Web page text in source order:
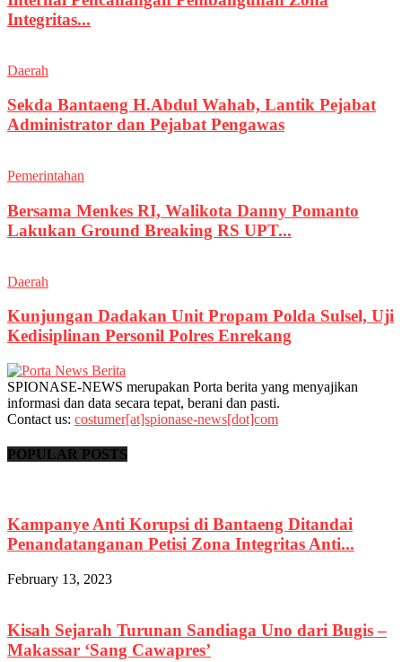
Integritas...
Daerah
Sekda Bantaeng H.Abdul Wahab, Lantik Pejabat
Administrator dan Pejabat Pengawas
Pemerintahan
Bersama Menkes RI, Walikota Danny Pomanto
Lakukan Ground Breaking RS UPT...
Daerah
Kunjungan Dadakan Unit Propam Polda Sulsel, Uji
Kedisiplinan Personil Polres Enrekang
SPIONASE-NEWS merupakan Porta berita yang menyajikan
informasi dan data secara tepat, berani dan pasti.
Contact us: costumer[at]spionase-news[dot]com
POPULAR POSTS
Kampanye Anti Korupsi di Bantaeng Ditandai
Penandatanganan Petisi Zona Integritas Anti...
February 13, 2023
Kisah Sejarah Turunan Sandiaga Uno dari Bugis –
Makassar ‘Sang Cawapres’